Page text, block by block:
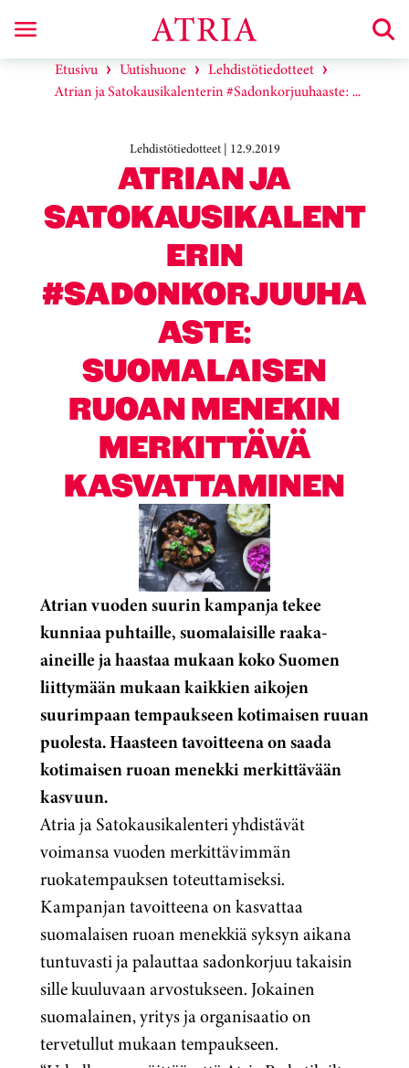
Etusivu Uutishuone
Lehdistötiedotteet
Atrian ja Satokausikalenterin #Sadonkorjuuhaaste: ...
Lehdistötiedotteet | 12.9.2019
ATRIAN JA
SATOKAUSIKALENT
ERIN
#SADONKORJUUHA
ASTE:
SUOMALAISEN
RUOAN MENEKIN
MERKITTÄVÄ
KASVATTAMINEN
Atrian vuoden suurin kampanja tekee
kunniaa puhtaille, suomalaisille raaka-
aineille ja haastaa mukaan koko Suomen
liittymään mukaan kaikkien aikojen
suurimpaan tempaukseen kotimaisen ruuan
puolesta. Haasteen tavoitteena on saada
kotimaisen ruoan menekki merkittävään
kasvuun.
Atria ja Satokausikalenteri yhdistävät
voimansa vuoden merkittävimmän
ruokatempauksen toteuttamiseksi.
Kampanjan tavoitteena on kasvattaa
suomalaisen ruoan menekkiä syksyn aikana
tuntuvasti ja palauttaa sadonkorjuu takaisin
sille kuuluvaan arvostukseen. Jokainen
suomalainen, yritys ja organisaatio on
tervetullut mukaan tempaukseen.